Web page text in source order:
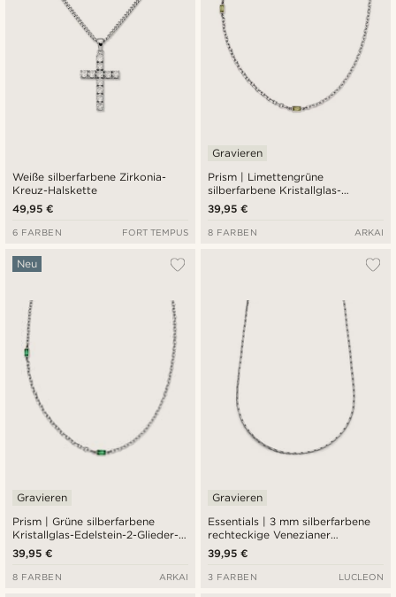
Weiße silberfarbene Zirkonia-
Kreuz-Halskette
49,95 €
6 FARBEN FORT TEMPUS
Prism | Limettengrüne
silberfarbene Kristallglas-
Edelstein-2-Glieder-Halskette
Gravieren
39,95 €
8 FARBEN ARKAI
Prism | Grüne silberfarbene
Kristallglas-Edelstein-2-Glieder-
Halskette
Neu
Gravieren
39,95 €
8 FARBEN ARKAI
Essentials | 3 mm silberfarbene
rechteckige Venezianer
Halskette
Gravieren
39,95 €
3 FARBEN LUCLEON